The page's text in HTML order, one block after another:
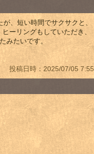
、短い時間でサクサクと、
ーリングもしていただき、
みたいです。
投稿日時：2025/07/05 7:55